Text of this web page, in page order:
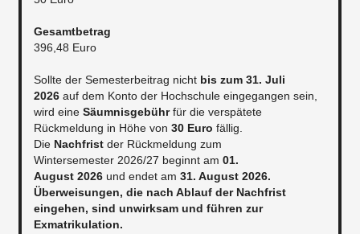
Gesamtbetrag
396,48 Euro
Sollte der Semesterbeitrag nicht bis zum 31. Juli
2026 auf dem Konto der Hochschule eingegangen sein,
wird eine Säumnisgebührfür die verspätete
Rückmeldung in Höhe von 30 Euro fällig.
Die Nachfrist der Rückmeldung zum
Wintersemester 2026/27 beginnt am 01.
August 2026 und endet am 31. August 2026.
Überweisungen, die nach Ablauf der Nachfrist
eingehen, sind unwirksam und führen zur
Exmatrikulation.